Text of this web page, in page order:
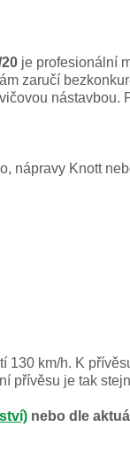
je profesionální
zaručí
nápravy Knott
km/h. K
přívěsu je tak
nebo dle